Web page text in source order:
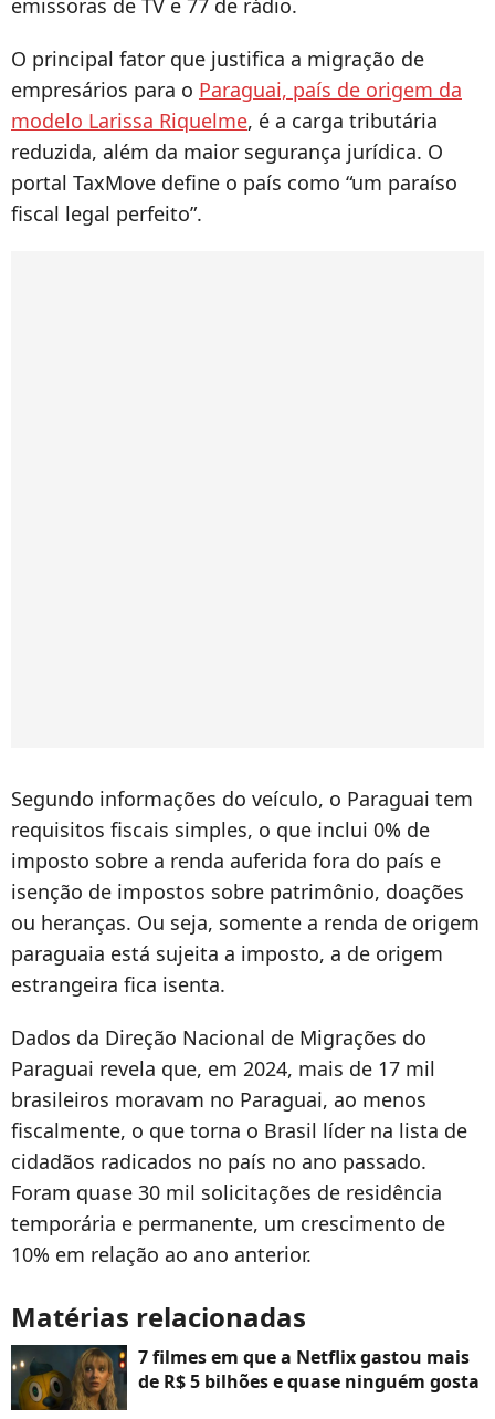
emissoras de TV e 77 de rádio.
O principal fator que justifica a migração de
empresários para o Paraguai, país de origem da
modelo Larissa Riquelme, é a carga tributária
reduzida, além da maior segurança jurídica. O
portal TaxMove define o país como “um paraíso
fiscal legal perfeito”.
Segundo informações do veículo, o Paraguai tem
requisitos fiscais simples, o que inclui 0% de
imposto sobre a renda auferida fora do país e
isenção de impostos sobre patrimônio, doações
ou heranças. Ou seja, somente a renda de origem
paraguaia está sujeita a imposto, a de origem
estrangeira fica isenta.
Dados da Direção Nacional de Migrações do
Paraguai revela que, em 2024, mais de 17 mil
brasileiros moravam no Paraguai, ao menos
fiscalmente, o que torna o Brasil líder na lista de
cidadãos radicados no país no ano passado.
Foram quase 30 mil solicitações de residência
temporária e permanente, um crescimento de
10% em relação ao ano anterior.
Matérias relacionadas
7 filmes em que a Netflix gastou mais
de R$ 5 bilhões e quase ninguém gosta